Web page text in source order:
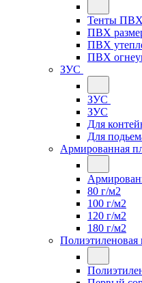
Тенты ПВХ
ПВХ
ПВХ
ПВХ
ЗУС
ЗУС
ЗУС
Для
Для
Армированная
80 г/м2
100 г/м2
120 г/м2
180 г/м2
Полиэтиленовая